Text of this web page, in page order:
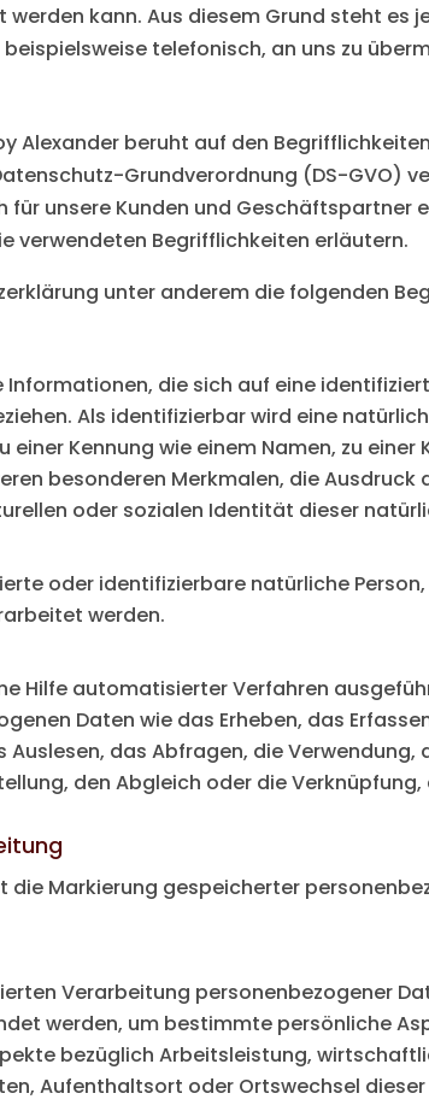
kann. Aus diesem Grund steht es
telefonisch, an uns zu
Alexander beruht auf den
Grundverordnung (DS-GVO)
unsere Kunden und Geschäftspartner
verwendeten Begrifflichkeiten erläutern.
unter anderem die folgenden
Informationen, die sich auf eine
Als identifizierbar wird eine
Kennung wie einem Namen, zu
besonderen Merkmalen, die
oder sozialen Identität dieser
oder identifizierbare natürliche
werden.
Hilfe automatisierter Verfahren
Daten wie das Erheben, das
das Abfragen, die
den Abgleich oder die
die Markierung gespeicherter
Verarbeitung personenbezogener
werden, um bestimmte persönliche
bezüglich Arbeitsleistung,
Aufenthaltsort oder Ortswechsel